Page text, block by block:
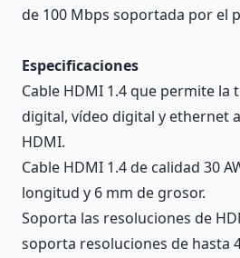
de 100 Mbps soportada por el
Especificaciones
Cable HDMI 1.4 que permite la
digital, vídeo digital y ethernet
HDMI.
Cable HDMI 1.4 de calidad 30
longitud y 6 mm de grosor.
Soporta las resoluciones de
soporta resoluciones de hasta